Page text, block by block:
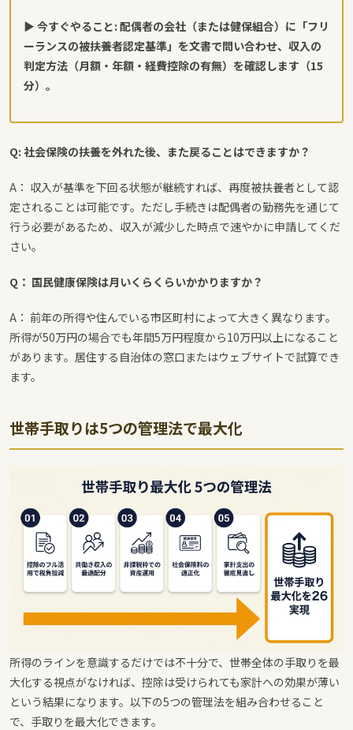
▶ 今すぐやること: 配偶者の会社（または健保組合）に「フリ
ーランスの被扶養者認定基準」を文書で問い合わせ、収入の
判定方法（月額・年額・経費控除の有無）を確認します（15
分）。
Q: 社会保険の扶養を外れた後、また戻ることはできますか？
A： 収入が基準を下回る状態が継続すれば、再度被扶養者として認
定されることは可能です。ただし手続きは配偶者の勤務先を通じて
行う必要があるため、収入が減少した時点で速やかに申請してくだ
さい。
Q： 国民健康保険は月いくらくらいかかりますか？
A： 前年の所得や住んでいる市区町村によって大きく異なります。
所得が50万円の場合でも年間5万円程度から10万円以上になること
があります。居住する自治体の窓口またはウェブサイトで試算でき
ます。
世帯手取りは5つの管理法で最大化
所得のラインを意識するだけでは不十分で、世帯全体の手取りを最
大化する視点がなければ、控除は受けられても家計への効果が薄い
という結果になります。以下の5つの管理法を組み合わせること
で、手取りを最大化できます。